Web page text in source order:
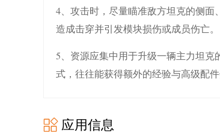
4、攻击时，尽量瞄准敌方坦克的侧
造成击穿并引发模块损伤或成员伤亡。
5、资源应集中用于升级一辆主力坦
式，往往能获得额外的经验与高级配件
应用信息